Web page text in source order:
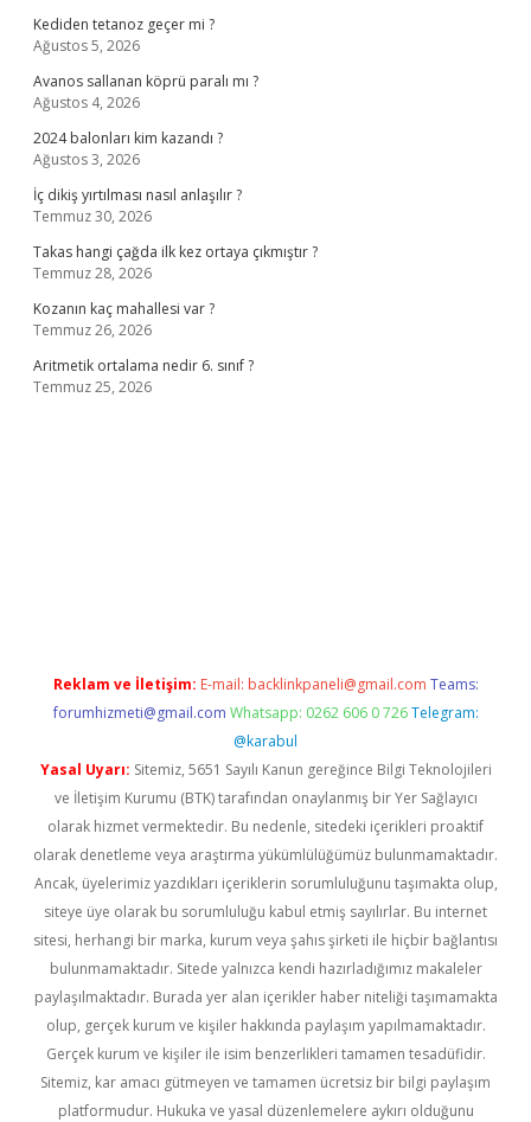
Kediden tetanoz geçer mi ?
Ağustos 5, 2026
Avanos sallanan köprü paralı mı ?
Ağustos 4, 2026
2024 balonları kim kazandı ?
Ağustos 3, 2026
İç dikiş yırtılması nasıl anlaşılır ?
Temmuz 30, 2026
Takas hangi çağda ilk kez ortaya çıkmıştır ?
Temmuz 28, 2026
Kozanın kaç mahallesi var ?
Temmuz 26, 2026
Aritmetik ortalama nedir 6. sınıf ?
Temmuz 25, 2026
Reklam ve İletişim: E-mail: backlinkpaneli@gmail.com Teams:
forumhizmeti@gmail.com Whatsapp: 0262 606 0 726 Telegram:
@karabul
Yasal Uyarı: Sitemiz, 5651 Sayılı Kanun gereğince Bilgi Teknolojileri
ve İletişim Kurumu (BTK) tarafından onaylanmış bir Yer Sağlayıcı
olarak hizmet vermektedir. Bu nedenle, sitedeki içerikleri proaktif
olarak denetleme veya araştırma yükümlülüğümüz bulunmamaktadır.
Ancak, üyelerimiz yazdıkları içeriklerin sorumluluğunu taşımakta olup,
siteye üye olarak bu sorumluluğu kabul etmiş sayılırlar. Bu internet
sitesi, herhangi bir marka, kurum veya şahıs şirketi ile hiçbir bağlantısı
bulunmamaktadır. Sitede yalnızca kendi hazırladığımız makaleler
paylaşılmaktadır. Burada yer alan içerikler haber niteliği taşımamakta
olup, gerçek kurum ve kişiler hakkında paylaşım yapılmamaktadır.
Gerçek kurum ve kişiler ile isim benzerlikleri tamamen tesadüfidir.
Sitemiz, kar amacı gütmeyen ve tamamen ücretsiz bir bilgi paylaşım
platformudur. Hukuka ve yasal düzenlemelere aykırı olduğunu